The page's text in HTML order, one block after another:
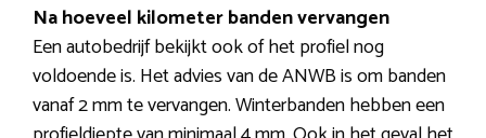
Na hoeveel kilometer banden vervangen
Een autobedrijf bekijkt ook of het profiel nog
voldoende is. Het advies van de ANWB is om banden
vanaf 2 mm te vervangen. Winterbanden hebben een